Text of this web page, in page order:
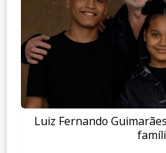
Luiz Fernando